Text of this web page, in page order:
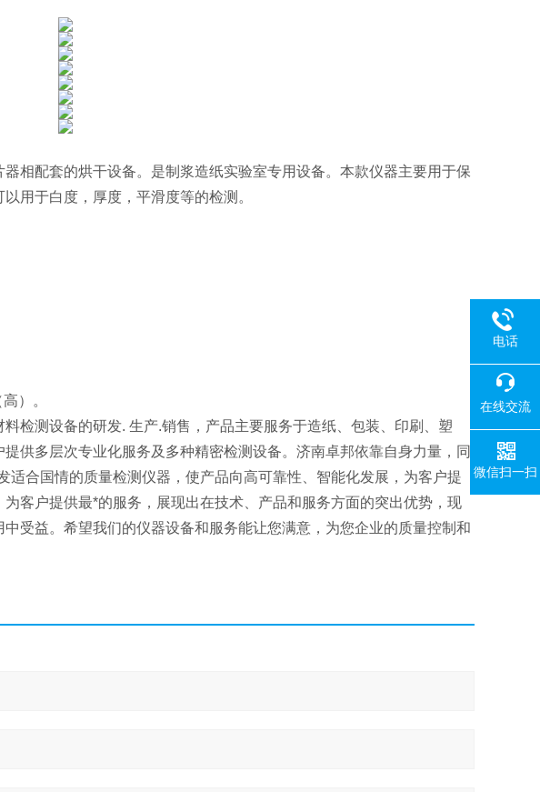
相配套的烘干设备。是制浆造纸实验室专用设备。本款仪器主要用于保
用于白度，厚度，平滑度等的检测。
）。
检测设备的研发. 生产.销售，产品主要服务于造纸、包装、印刷、塑
供多层次专业化服务及多种精密检测设备。济南卓邦依靠自身力量，同
适合国情的质量检测仪器，使产品向高可靠性、智能化发展，为客户提
客户提供最*的服务，展现出在技术、产品和服务方面的突出优势，现
受益。希望我们的仪器设备和服务能让您满意，为您企业的质量控制和
电话
在线交流
微信扫一扫